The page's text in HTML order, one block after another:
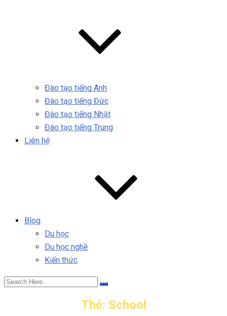
Đào tạo tiếng Anh
Đào tạo tiếng Đức
Đào tạo tiếng Nhật
Đào tạo tiếng Trung
Liên hệ
Blog
Du học
Du học nghề
Kiến thức
Thẻ: School